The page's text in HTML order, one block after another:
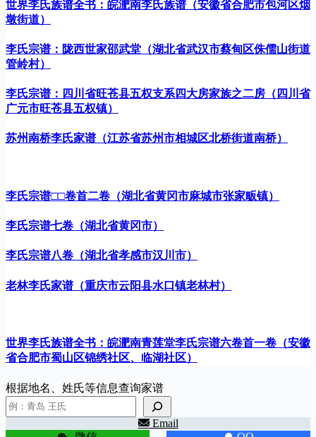
世界李氏族谱全书：皖淝南李氏族谱（安徽省合肥市包河区烟
墩街道）
李氏宗谱：陇西世家邵武堂（湖北省武汉市蔡甸区侏儒山街道
管岭村）
李氏宗谱：四川省旺苍县五权支系四大房家族之二房（四川省
广元市旺苍县五权镇）
苏州南桥李氏家谱（江苏省苏州市相城区北桥街道南桥）
李氏宗谱□□卷首二卷（湖北省黄冈市麻城市张家畈镇）
李氏宗谱七卷（湖北省黄冈市）
李氏宗谱八卷（湖北省孝感市汉川市）
老林李氏家谱（重庆市云阳县水口镇老林村）
世界李氏族谱全书：皖淝南青莲堂李氏宗谱六卷首一卷（安徽
省合肥市蜀山区锦绣社区、临湖社区）
根据地名、姓氏等信息查询家谱
Email